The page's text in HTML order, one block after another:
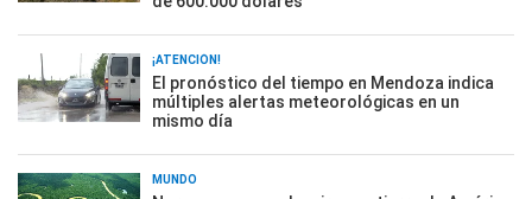
¡ATENCIÓN!
El pronóstico del tiempo en Mendoza indica
múltiples alertas meteorológicas en un
mismo día
MUNDO